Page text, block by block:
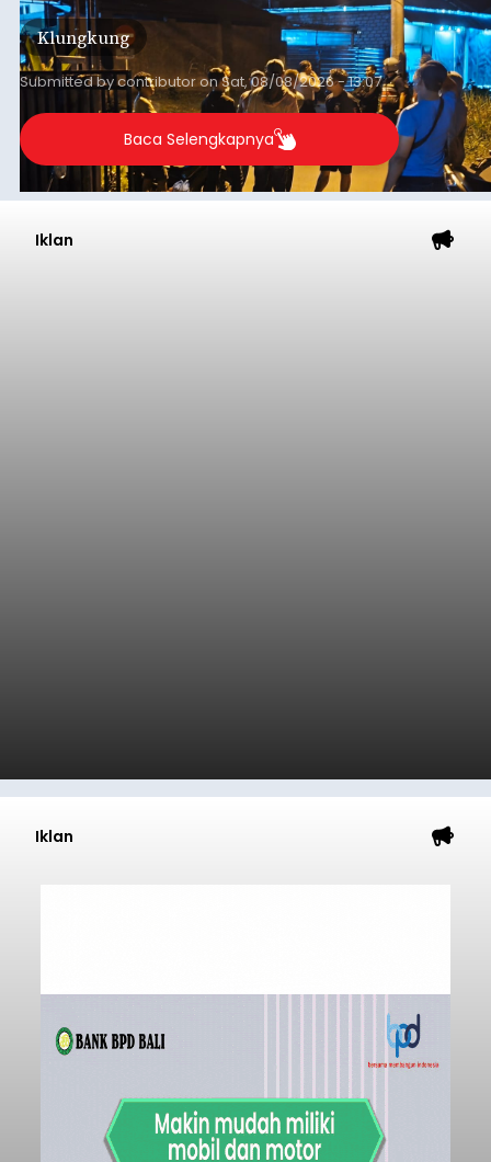
kini menimpa seorang pemuda asal Kabupaten
Sumba Barat Daya (SBD), Nusa Tenggara Timur
(NTT).
Klungkung
Submitted bycontributoronSat, 08/08/2026 - 13:07
Baca Selengkapnya
Iklan
Iklan